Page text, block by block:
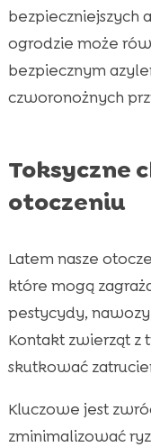
bezpieczniejszych
ogrodzie może
bezpiecznym
czworonożnych
Toksyczne
otoczeniu
Latem nasze
które mogą
pestycydy,
Kontakt zwierząt z
skutkować
Kluczowe jest
zminimalizować